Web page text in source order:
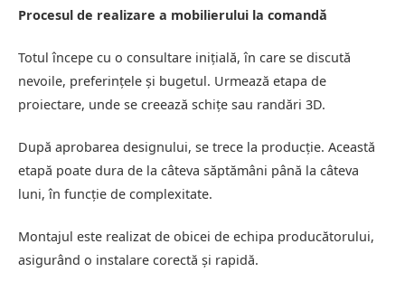
Procesul de realizare a mobilierului la comandă
Totul începe cu o consultare inițială, în care se discută
nevoile, preferințele și bugetul. Urmează etapa de
proiectare, unde se creează schițe sau randări 3D.
După aprobarea designului, se trece la producție. Această
etapă poate dura de la câteva săptămâni până la câteva
luni, în funcție de complexitate.
Montajul este realizat de obicei de echipa producătorului,
asigurând o instalare corectă și rapidă.